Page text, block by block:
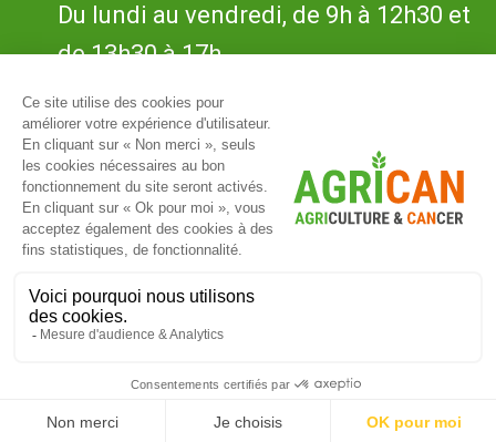
Du lundi au vendredi, de 9h à 12h30 et
de 13h30 à 17h
UNE QUESTION ?
L’ÉTUDE
ESPACE PARTICIPANTS
ESPACE SCIENTIFIQUE
CONTACT